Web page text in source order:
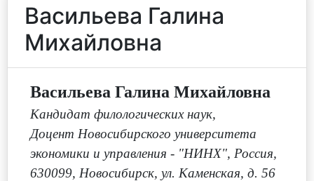
Васильева Галина
Михайловна
Васильева Галина Михайловна
Кандидат филологических наук,
Доцент Новосибирского университета
экономики и управления - "НИНХ", Россия,
630099, Новосибирск, ул. Каменская, д. 56